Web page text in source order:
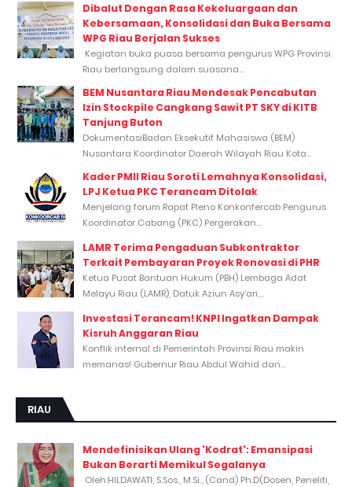
Dibalut Dengan Rasa Kekeluargaan dan
Kebersamaan, Konsolidasi dan Buka Bersama
WPG Riau Berjalan Sukses
Kegiatan buka puasa bersama pengurus WPG Provinsi
Riau berlangsung dalam suasana...
BEM Nusantara Riau Mendesak Pencabutan
Izin Stockpile Cangkang Sawit PT SKY di KITB
Tanjung Buton
DokumentasiBadan Eksekutif Mahasiswa (BEM)
Nusantara Koordinator Daerah Wilayah Riau Kota...
Kader PMII Riau Soroti Lemahnya Konsolidasi,
LPJ Ketua PKC Terancam Ditolak
Menjelang forum Rapat Pleno Konkonfercab Pengurus
Koordinator Cabang (PKC) Pergerakan...
LAMR Terima Pengaduan Subkontraktor
Terkait Pembayaran Proyek Renovasi di PHR
Ketua Pusat Bantuan Hukum (PBH) Lembaga Adat
Melayu Riau (LAMR), Datuk Aziun Asy’ari,...
Investasi Terancam! KNPI Ingatkan Dampak
Kisruh Anggaran Riau
Konflik internal di Pemerintah Provinsi Riau makin
memanas! Gubernur Riau Abdul Wahid dan...
RIAU
Mendefinisikan Ulang 'Kodrat': Emansipasi
Bukan Berarti Memikul Segalanya
Oleh:HILDAWATI, S.Sos., M.Si., (Cand) Ph.D(Dosen, Peneliti,